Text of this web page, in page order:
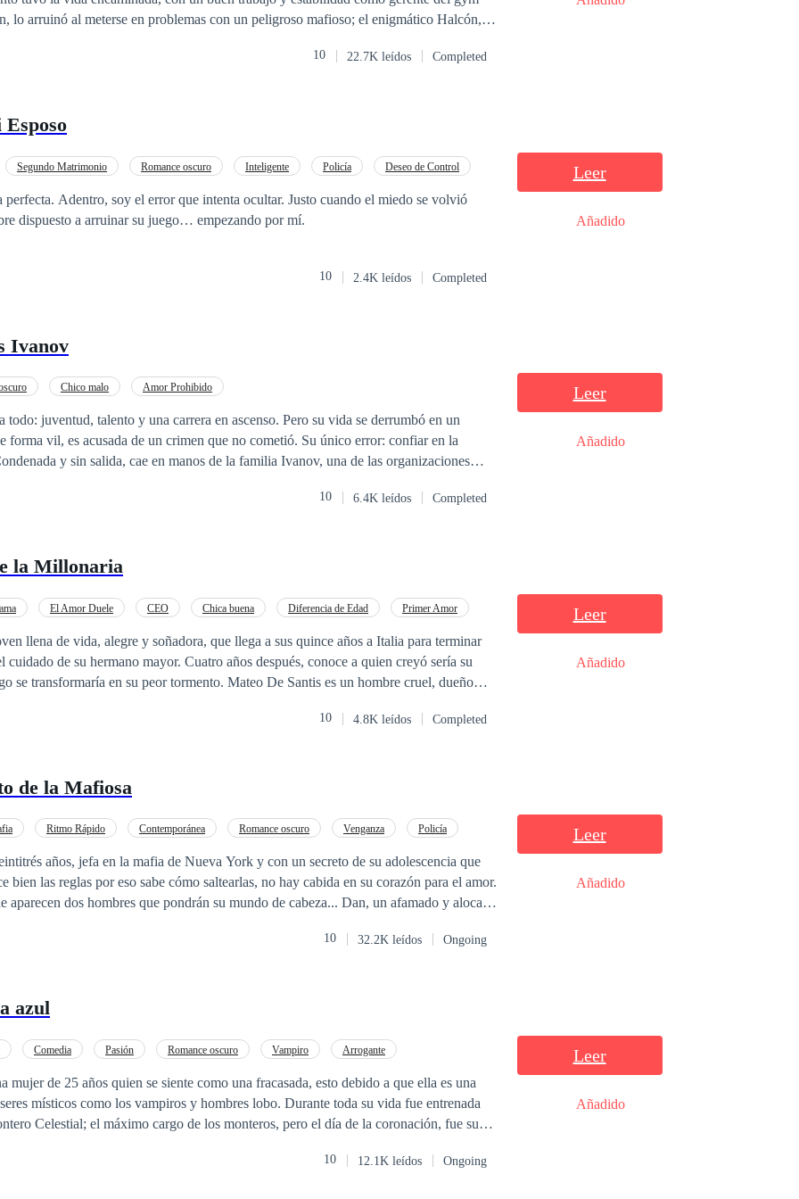
lo arruinó al meterse en problemas con un peligroso mafioso; el enigmático Halcón,
que ha sido desde siempre una tentación para él, sus caminos no tendrían que
no podemos juzgar a las personas sin conocerlas, lecciones de vida que
10 22.7K leídos Completed
Segundo Matrimonio Romance oscuro Inteligente Policía
Deseo de Control
perfecta. Adentro, soy el error que intenta ocultar. Justo cuando el miedo se volvió
dispuesto a arruinar su juego… empezando por mí.
10 2.4K leídos Completed
Leer
Añadido
Ivanov
Chico malo Amor Prohibido
juventud, talento y una carrera en ascenso. Pero su vida se derrumbó en un
forma vil, es acusada de un crimen que no cometió. Su único error: confiar en la
el placer y
como inevitable. Porque cuando el amor nace en el infierno,
10 6.4K leídos Completed
Leer
Añadido
la Millonaria
El Amor Duele CEO Chica buena Diferencia de Edad
Primer Amor
llena de vida, alegre y soñadora, que llega a sus quince años a Italia para terminar
cuidado de su hermano mayor. Cuatro años después, conoce a quien creyó sería su
se transformaría en su peor tormento. Mateo De Santis es un hombre cruel, dueño
le juega una mala pasada y cree que la mujer a la cual ama, le es infiel. Allí sacará su
dejarlo caer a la tierra… Hera Samaras. ¿Podrá Mateo pagar sus crímenes contra el
10 4.8K leídos Completed
Leer
Añadido
de la Mafiosa
Ritmo Rápido Contemporánea Romance oscuro Venganza
Policía
años, jefa en la mafia de Nueva York y con un secreto de su adolescencia que
bien las reglas por eso sabe cómo saltearlas, no hay cabida en su corazón para el amor.
aparecen dos hombres que pondrán su mundo de cabeza... Dan, un afamado y alocado
cuyo objetivo principal es limpiar la ciudad de los peores criminales. Ambos
nadie puede escapar del amor ¿Podrá uno de ellos llegar a su corazón?
10 32.2K leídos Ongoing
Leer
Añadido
azul
Comedia Pasión Romance oscuro Vampiro Arrogante
mujer de 25 años quien se siente como una fracasada, esto debido a que ella es una
místicos como los vampiros y hombres lobo. Durante toda su vida fue entrenada
Celestial; el máximo cargo de los monteros, pero el día de la coronación, fue su
siempre estuvo enamorada, Viviana decide escapar del clan de los monteros para
10 12.1K leídos Ongoing
Leer
Añadido